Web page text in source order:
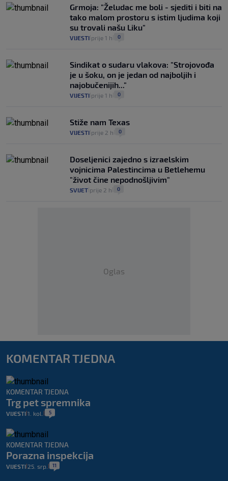
Grmoja: "Želudac me boli - sjediti i biti na
tako malom prostoru s istim ljudima koji
su trovali našu Liku"
VIJESTI prije 1 h 0
Sindikat o sudaru vlakova: "Strojovođa
je u šoku, on je jedan od najboljih i
najobučenijih..."
VIJESTI prije 1 h 0
Stiže nam Texas
VIJESTI prije 2 h 0
Doseljenici zajedno s izraelskim
vojnicima Palestincima u Betlehemu
"život čine nepodnošljivim"
SVIJET prije 2 h 0
Oglas
KOMENTAR TJEDNA
KOMENTAR TJEDNA
Trg pet spremnika
VIJESTI 1. kol. 5
KOMENTAR TJEDNA
Porazna inspekcija
VIJESTI 25. srp. 11